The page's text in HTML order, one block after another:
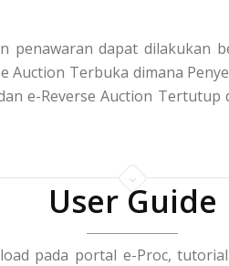
penawaran dapat
Auction Terbuka dimana
e-Reverse Auction
User Guide
pada portal e-Proc,